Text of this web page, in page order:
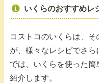
いくらのおすすめレ
コストコのいくらは、
が、様々なレシピでさら
では、いくらを使った
紹介します。